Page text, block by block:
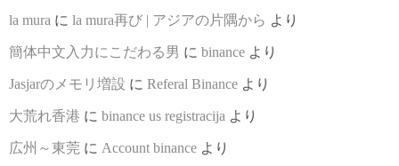
la mura に la mura再び | アジアの片隅から より
簡体中文入力にこだわる男 に binance より
Jasjarのメモリ増設 に Referal Binance より
大荒れ香港 に binance us registracija より
広州～東莞 に Account binance より